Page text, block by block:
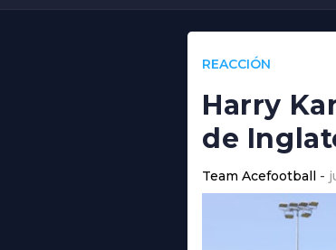
REACCIÓN
Harry
de
Team Acefootball